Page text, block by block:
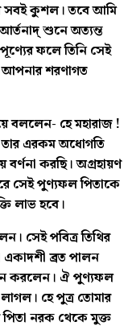
সবই কুশল। তবে আমি
শুনে অত্যন্ত
ফলে তিনি সেই
আপনার শরণাগত
বললেন- হে মহারাজ !
তার এরকম অধোগতি
করছি। অগ্রহায়ণ
সেই পুণ্যফল পিতাকে
লাভ হবে।
সেই পবিত্র তিথির
একাদশী ব্রত পালন
করলেন। ঐ পুণ্যফল
হে পুত্র তোমার
নরক থেকে মুক্ত